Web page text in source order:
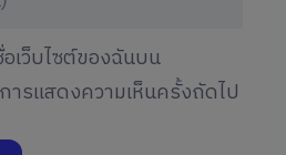
เว็บไซต์ของฉันบน
ารแสดงความเห็นครั้งถัดไป